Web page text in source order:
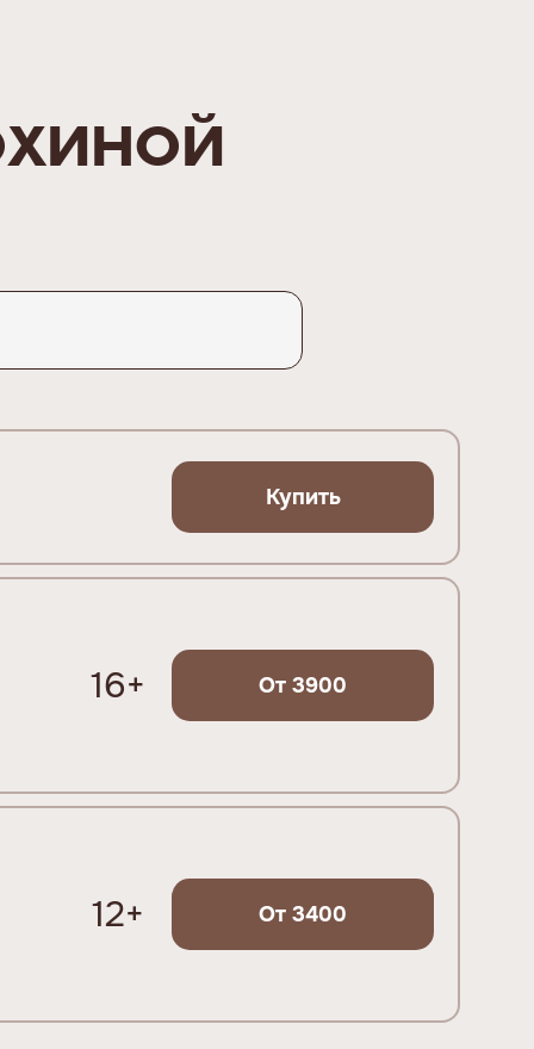
Купить
16+ От 3900
12+ От 3400